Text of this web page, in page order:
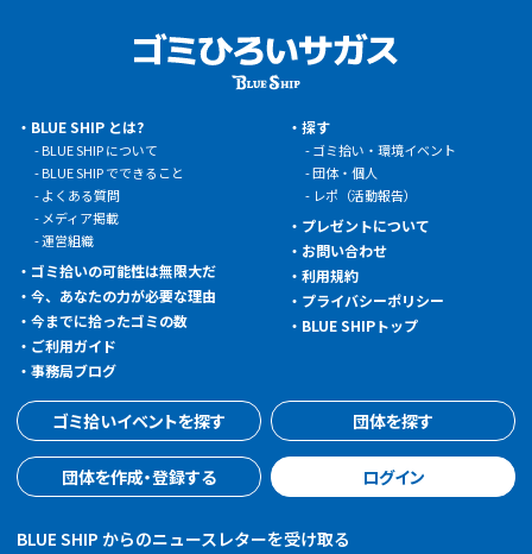
BLUE SHIP とは?
BLUE SHIP について
BLUE SHIP でできること
よくある質問
メディア掲載
運営組織
ゴミ拾いの可能性は無限大だ
今、あなたの力が必要な理由
今までに拾ったゴミの数
ご利用ガイド
事務局ブログ
探す
ゴミ拾い・環境イベント
団体・個人
レポ（活動報告）
プレゼントについて
お問い合わせ
利用規約
プライバシーポリシー
BLUE SHIPトップ
ゴミ拾いイベントを探す 団体を探す
団体を作成・登録する ログイン
BLUE SHIP からのニュースレターを受け取る